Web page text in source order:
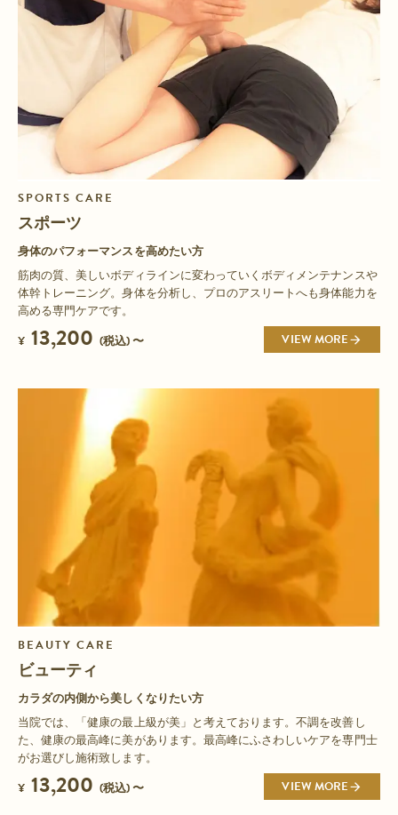
SPORTS CARE
スポーツ
身体のパフォーマンスを高めたい方
筋肉の質、美しいボディラインに変わっていくボディメンテナンスや
体幹トレーニング。身体を分析し、プロのアスリートへも身体能力を
高める専門ケアです。
¥ 13,200 (税込) 〜 VIEW MORE
BEAUTY CARE
ビューティ
カラダの内側から美しくなりたい方
当院では、「健康の最上級が美」と考えております。不調を改善し
た、健康の最高峰に美があります。最高峰にふさわしいケアを専門士
がお選びし施術致します。
¥ 13,200 (税込) 〜 VIEW MORE